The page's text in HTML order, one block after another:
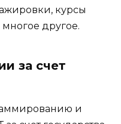
курсы
другое.
за счет
и